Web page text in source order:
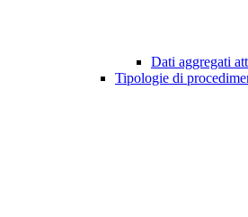
Dati aggregati
Tipologie di